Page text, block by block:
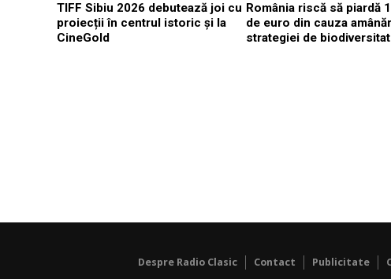
TIFF Sibiu 2026 debutează joi cu
proiecții în centrul istoric și la
CineGold
România riscă să piardă
de euro din cauza
strategiei de
Despre Radio Clasic Contact Publicitate